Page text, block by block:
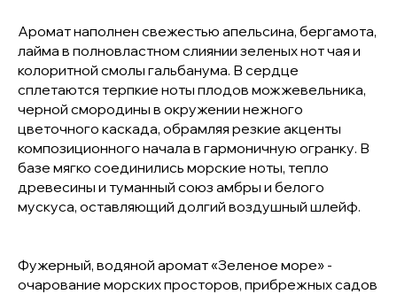
Аромат наполнен свежестью апельсина, бергамота,
лайма в полновластном слиянии зеленых нот чая и
колоритной смолы гальбанума. В сердце
сплетаются терпкие ноты плодов можжевельника,
черной смородины в окружении нежного
цветочного каскада, обрамляя резкие акценты
композиционного начала в гармоничную огранку. В
базе мягко соединились морские ноты, тепло
древесины и туманный союз амбры и белого
мускуса, оставляющий долгий воздушный шлейф.
Фужерный, водяной аромат «Зеленое море» -
очарование морских просторов, прибрежных садов